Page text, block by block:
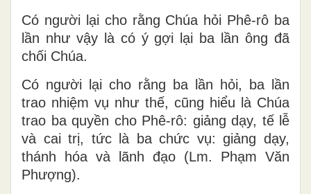
Có người lại cho rằng Chúa hỏi Phê-rô ba
lần như vậy là có ý gợi lại ba lần ông đã
chối Chúa.
Có người lại cho rằng ba lần hỏi, ba lần
trao nhiệm vụ như thế, cũng hiểu là Chúa
trao ba quyền cho Phê-rô: giảng dạy, tế lễ
và cai trị, tức là ba chức vụ: giảng dạy,
thánh hóa và lãnh đạo (Lm. Phạm Văn
Phượng).